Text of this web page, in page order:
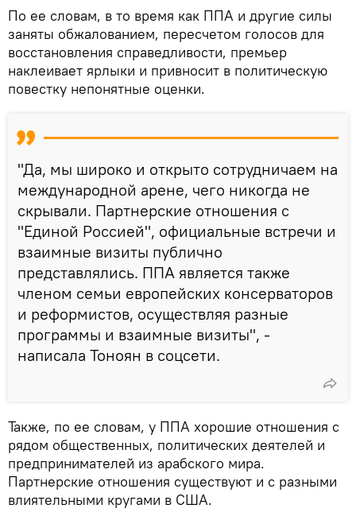
По ее словам, в то время как ППА и другие силы
заняты обжалованием, пересчетом голосов для
восстановления справедливости, премьер
наклеивает ярлыки и привносит в политическую
повестку непонятные оценки.
"Да, мы широко и открыто сотрудничаем на
международной арене, чего никогда не
скрывали. Партнерские отношения с
"Единой Россией", официальные встречи и
взаимные визиты публично
представлялись. ППА является также
членом семьи европейских консерваторов
и реформистов, осуществляя разные
программы и взаимные визиты", -
написала Тоноян в соцсети.
Также, по ее словам, у ППА хорошие отношения с
рядом общественных, политических деятелей и
предпринимателей из арабского мира.
Партнерские отношения существуют и с разными
влиятельными кругами в США.